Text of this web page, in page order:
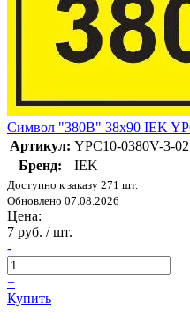
Символ "380В" 38х90 IEK
Артикул: YPC10-0380V-3-
Бренд:
IEK
Доступно к заказу 271 шт.
Обновлено 07.08.2026
Цена:
7 руб. / шт.
-
+
Купить